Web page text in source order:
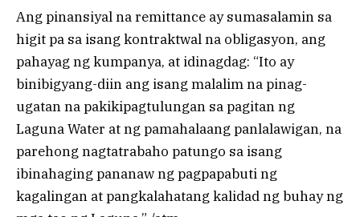
Ang pinansiyal na remittance ay sumasalamin sa
higit pa sa isang kontraktwal na obligasyon, ang
pahayag ng kumpanya, at idinagdag: “Ito ay
binibigyang-diin ang isang malalim na pinag-
ugatan na pakikipagtulungan sa pagitan ng
Laguna Water at ng pamahalaang panlalawigan, na
parehong nagtatrabaho patungo sa isang
ibinahaging pananaw ng pagpapabuti ng
kagalingan at pangkalahatang kalidad ng buhay ng